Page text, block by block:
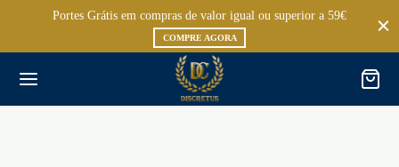
Portes Grátis em compras de valor igual ou superior a 59€
COMPRE AGORA